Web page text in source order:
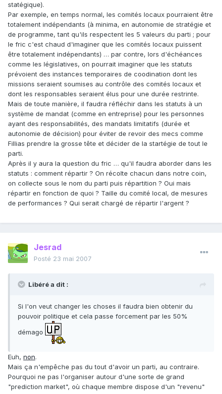
statégique).
Par exemple, en temps normal, les comités locaux pourraient être
totalement indépendants (à minima, en autonomie de stratégie et
de programme, tant qu'ils respectent les 5 valeurs du parti ; pour
le fric c'est chaud d'imaginer que les comités locaux puissent
être totalement indépendants) … par contre, lors d'échéances
comme les législatives, on pourrait imaginer que les statuts
prévoient des instances temporaires de coodination dont les
missions seraient soumises au contrôle des comités locaux et
dont les responsables seraient élus pour une durée restrinte.
Mais de toute manière, il faudra réfléchir dans les statuts à un
système de mandat (comme en entreprise) pour les personnes
ayant des responsabilités, des mandats limitatifs (durée et
autonomie de décision) pour éviter de revoir des mecs comme
Fillias prendre la grosse tête et décider de la startégie de tout le
parti.
Après il y aura la question du fric … qu'il faudra aborder dans les
statuts : comment répartir ? On récolte chacun dans notre coin,
on collecte sous le nom du parti puis répartition ? Oui mais
répartir en fonction de quoi ? Taille du comité local, de mesures
de performances ? Qui serait chargé de répartir l'argent ?
Jesrad
Posté 23 mai 2007
Libéré a dit :
Si l'on veut changer les choses il faudra bien obtenir du
pouvoir politique et cela passe forcement par les 50%
démago
Euh, non.
Mais ça n'empêche pas du tout d'avoir un parti, au contraire.
Pourquoi ne pas l'organiser autour d'une sorte de grand
"prediction market", où chaque membre dispose d'un "revenu"